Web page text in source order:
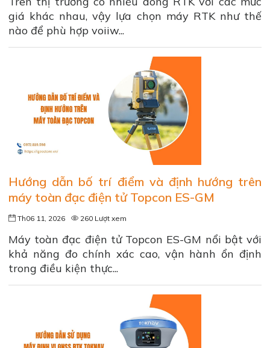
giá khác nhau, vậy lựa chọn máy RTK như thế
nào để phù hợp voiiw...
Hướng dẫn bố trí điểm và định hướng trên
máy toàn đạc điện tử Topcon ES-GM
Th06 11, 2026 260 Lượt xem
Máy toàn đạc điện tử Topcon ES-GM nổi bật với
khả năng đo chính xác cao, vận hành ổn định
trong điều kiện thực...